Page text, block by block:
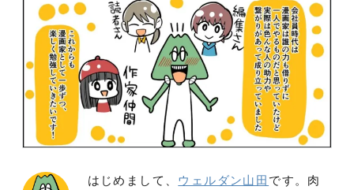
はじめまして、 ウェルダン山田 です。肉